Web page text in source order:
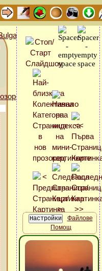
Файлове
Помощ